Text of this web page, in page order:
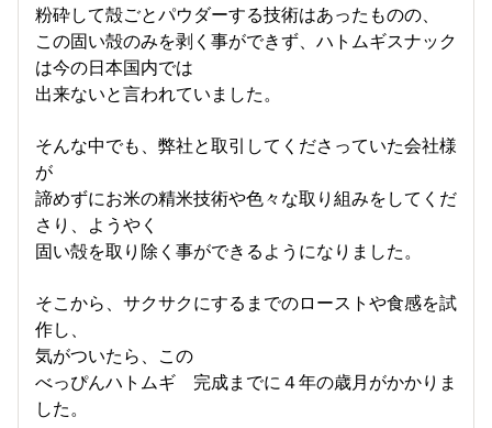
粉砕して殻ごとパウダーする技術はあったものの、
この固い殻のみを剥く事ができず、ハトムギスナック
は今の日本国内では
出来ないと言われていました。
そんな中でも、弊社と取引してくださっていた会社様
が
諦めずにお米の精米技術や色々な取り組みをしてくだ
さり、ようやく
固い殻を取り除く事ができるようになりました。
そこから、サクサクにするまでのローストや食感を試
作し、
気がついたら、この
べっぴんハトムギ 完成までに４年の歳月がかかりま
した。